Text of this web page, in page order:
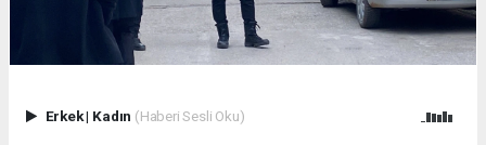
Erkek| Kadın (Haberi Sesli Oku)